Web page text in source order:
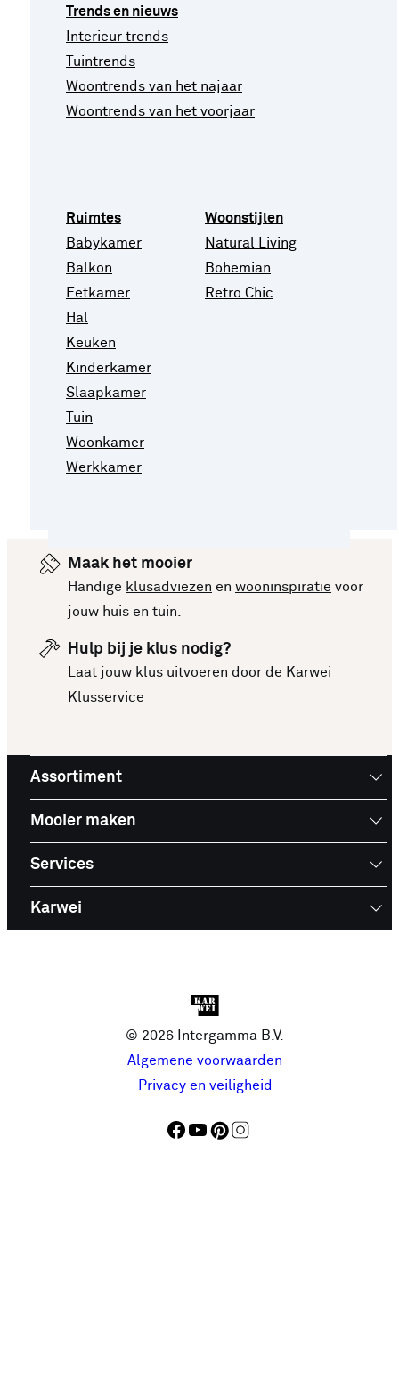
Trends en nieuws
Interieur trends
Tuintrends
Woontrends van het najaar
Woontrends van het voorjaar
Ruimtes
Babykamer
Balkon
Eetkamer
Hal
Keuken
Kinderkamer
Slaapkamer
Tuin
Woonkamer
Werkkamer
Woonstijlen
Natural Living
Bohemian
Retro Chic
Maak het mooier
Handige klusadviezen en wooninspiratie voor
jouw huis en tuin.
Hulp bij je klus nodig?
Laat jouw klus uitvoeren door de Karwei
Klusservice
Assortiment
Mooier maken
Services
Karwei
© 2026 Intergamma B.V.
Algemene voorwaarden
Privacy en veiligheid